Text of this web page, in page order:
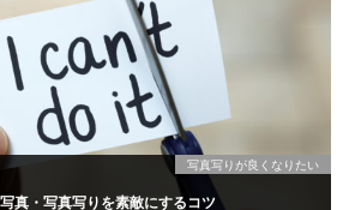
写真写りが良くなりたい
真・写真写りを素敵にするコツ